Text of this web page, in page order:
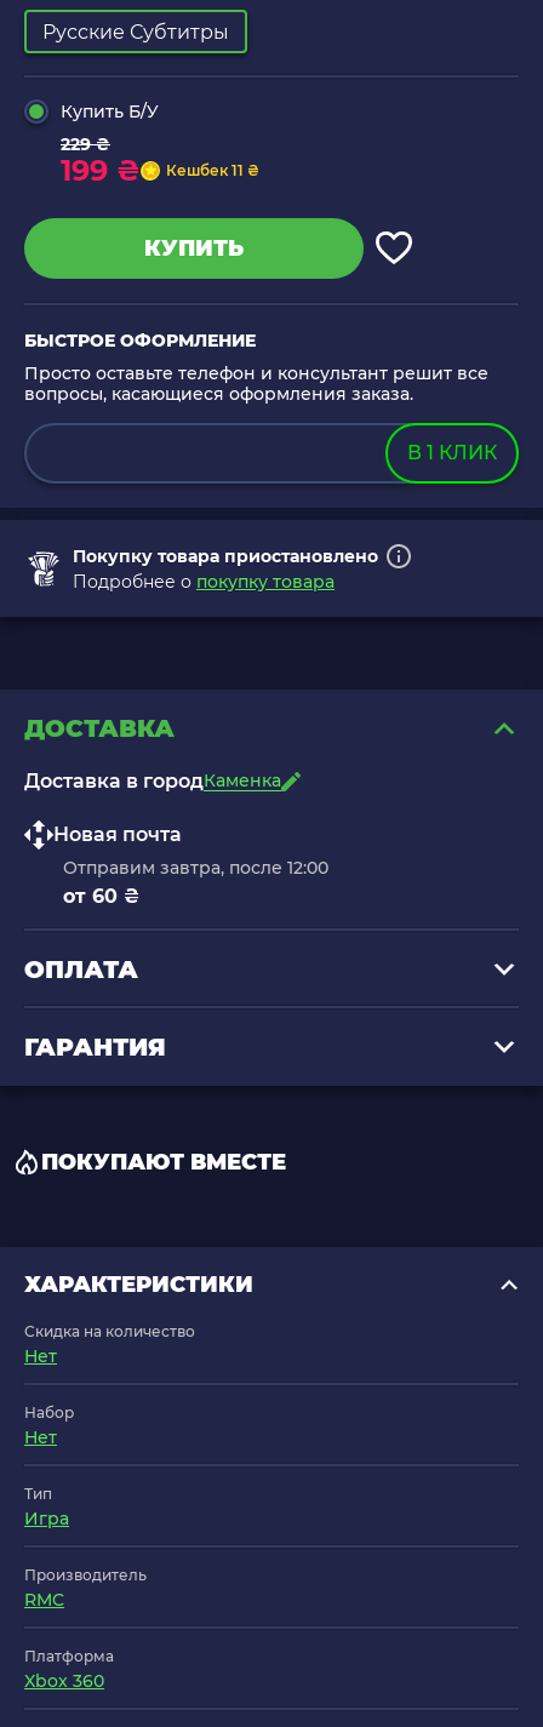
Русские Субтитры
Купить Б/У
199 ₴
229 ₴
Кешбек 11 ₴
КУПИТЬ
БЫСТРОЕ ОФОРМЛЕНИЕ
Просто оставьте телефон и консультант решит все
вопросы, касающиеся оформления заказа.
В 1 КЛИК
Покупку товара приостановлено
Подробнее о покупку товара
ДОСТАВКА
Доставка в городКаменка
Новая почта
Отправим завтра, после 12:00
от 60 ₴
ОПЛАТА
ГАРАНТИЯ
ПОКУПАЮТ ВМЕСТЕ
ХАРАКТЕРИСТИКИ
Скидка на количество
Нет
Набор
Нет
Тип
Игра
Производитель
RMC
Платформа
Xbox 360